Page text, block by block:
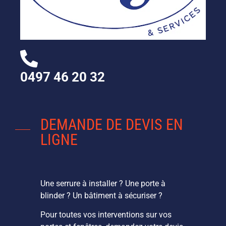
0497 46 20 32
DEMANDE DE DEVIS EN
LIGNE
Une serrure à installer ? Une porte à
blinder ? Un bâtiment à sécuriser ?
Pour toutes vos interventions sur vos